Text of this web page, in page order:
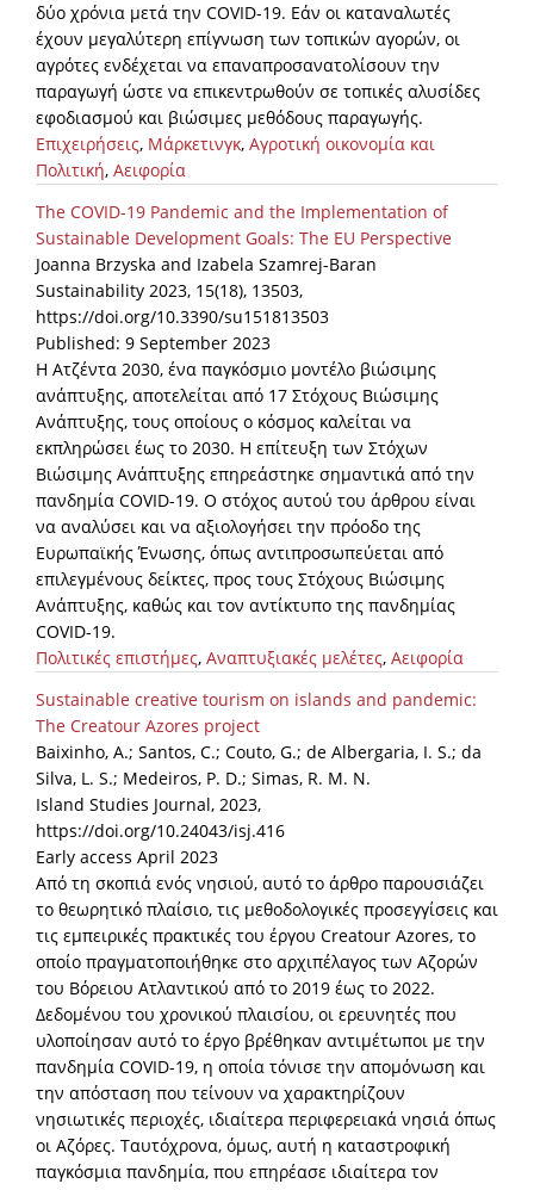
δύο χρόνια μετά την COVID-19. Εάν οι καταναλωτές
έχουν μεγαλύτερη επίγνωση των τοπικών αγορών, οι
αγρότες ενδέχεται να επαναπροσανατολίσουν την
παραγωγή ώστε να επικεντρωθούν σε τοπικές αλυσίδες
εφοδιασμού και βιώσιμες μεθόδους παραγωγής.
Επιχειρήσεις, Μάρκετινγκ, Αγροτική οικονομία και
Πολιτική, Αειφορία
The COVID-19 Pandemic and the Implementation of
Sustainable Development Goals: The EU Perspective
Joanna Brzyska and Izabela Szamrej-Baran
Sustainability 2023, 15(18), 13503,
https://doi.org/10.3390/su151813503
Published: 9 September 2023
Η Ατζέντα 2030, ένα παγκόσμιο μοντέλο βιώσιμης
ανάπτυξης, αποτελείται από 17 Στόχους Βιώσιμης
Ανάπτυξης, τους οποίους ο κόσμος καλείται να
εκπληρώσει έως το 2030. Η επίτευξη των Στόχων
Βιώσιμης Ανάπτυξης επηρεάστηκε σημαντικά από την
πανδημία COVID-19. Ο στόχος αυτού του άρθρου είναι
να αναλύσει και να αξιολογήσει την πρόοδο της
Ευρωπαϊκής Ένωσης, όπως αντιπροσωπεύεται από
επιλεγμένους δείκτες, προς τους Στόχους Βιώσιμης
Ανάπτυξης, καθώς και τον αντίκτυπο της πανδημίας
COVID-19.
Πολιτικές επιστήμες, Αναπτυξιακές μελέτες, Αειφορία
Sustainable creative tourism on islands and pandemic:
The Creatour Azores project
Baixinho, A.; Santos, C.; Couto, G.; de Albergaria, I. S.; da
Silva, L. S.; Medeiros, P. D.; Simas, R. M. N.
Island Studies Journal, 2023,
https://doi.org/10.24043/isj.416
Early access April 2023
Από τη σκοπιά ενός νησιού, αυτό το άρθρο παρουσιάζει
το θεωρητικό πλαίσιο, τις μεθοδολογικές προσεγγίσεις και
τις εμπειρικές πρακτικές του έργου Creatour Azores, το
οποίο πραγματοποιήθηκε στο αρχιπέλαγος των Αζορών
του Βόρειου Ατλαντικού από το 2019 έως το 2022.
Δεδομένου του χρονικού πλαισίου, οι ερευνητές που
υλοποίησαν αυτό το έργο βρέθηκαν αντιμέτωποι με την
πανδημία COVID-19, η οποία τόνισε την απομόνωση και
την απόσταση που τείνουν να χαρακτηρίζουν
νησιωτικές περιοχές, ιδιαίτερα περιφερειακά νησιά όπως
οι Αζόρες. Ταυτόχρονα, όμως, αυτή η καταστροφική
παγκόσμια πανδημία, που επηρέασε ιδιαίτερα τον